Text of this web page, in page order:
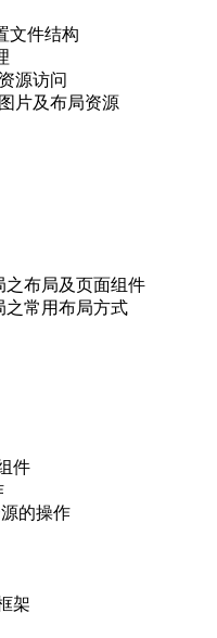
文件结构
源访问
片及布局资源
之布局及页面组件
之常用布局方式
件
的操作
架